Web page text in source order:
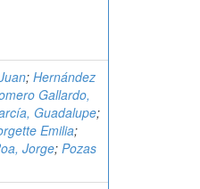
; Hernández
Gallardo,
Guadalupe;
Emilia;
Jorge; Pozas